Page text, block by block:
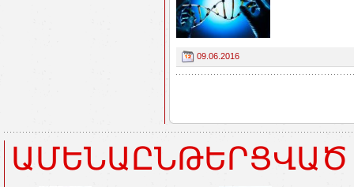
09.06.2016